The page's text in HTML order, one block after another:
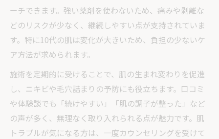
ーチできます。強い薬剤を使わないため、痛みや剥離な
どのリスクが少なく、継続しやすい点が支持されていま
す。特に10代の肌は変化が大きいため、負担の少ないケ
ア方法が求められます。
施術を定期的に受けることで、肌の生まれ変わりを促進
し、ニキビや毛穴詰まりの予防にも役立ちます。口コミ
や体験談でも「続けやすい」「肌の調子が整った」など
の声が多く、無理なく取り入れられる点が魅力です。肌
トラブルが気になる方は、一度カウンセリングを受けて